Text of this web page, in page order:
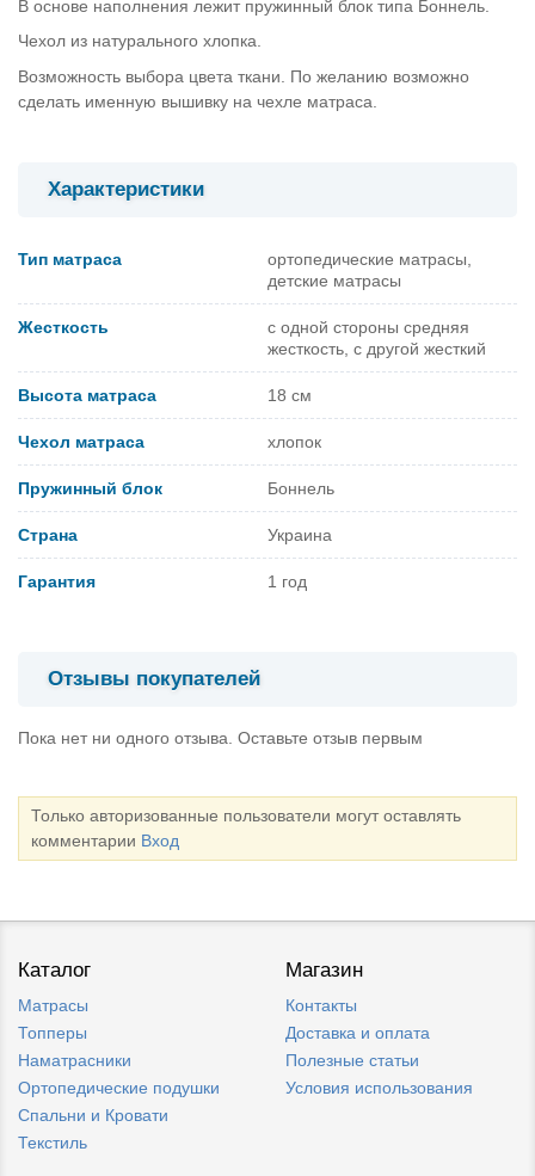
В основе наполнения лежит пружинный блок типа Боннель.
Чехол из натурального хлопка.
Возможность выбора цвета ткани. По желанию возможно
сделать именную вышивку на чехле матраса.
Характеристики
Тип матраса
ортопедические матрасы,
детские матрасы
Жесткость
с одной стороны средняя
жесткость, с другой жесткий
Высота матраса 18 см
Чехол матраса хлопок
Пружинный блок Боннель
Страна Украина
Гарантия 1 год
Отзывы покупателей
Пока нет ни одного отзыва. Оставьте отзыв первым
Только авторизованные пользователи могут оставлять
комментарии Вход
Каталог
Матрасы
Топперы
Наматрасники
Ортопедические подушки
Спальни и Кровати
Текстиль
Магазин
Контакты
Доставка и оплата
Полезные статьи
Условия использования